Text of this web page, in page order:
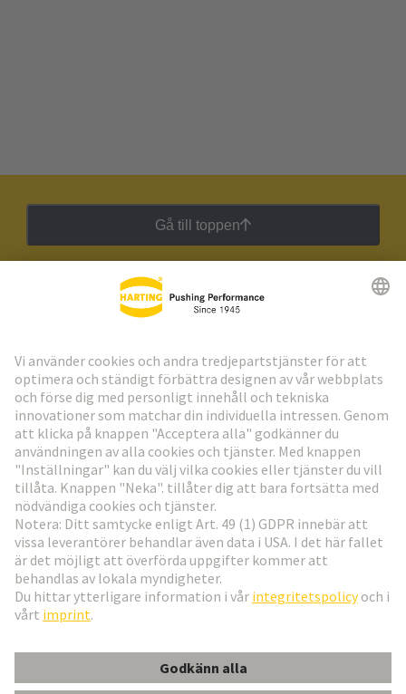
Gå till toppen
HARTING:s nyhetsbrev
Gå till registrering
Social Media
Sverige
© Teknologi-koncernen HARTING